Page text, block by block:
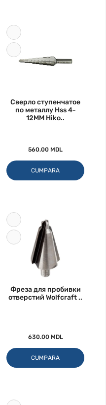
Сверло ступенчатое
по металлу Hss 4-
12MM Hiko..
560.00 MDL
CUMPARA
Фреза для пробивки
отверстий Wolfcraft ..
630.00 MDL
CUMPARA